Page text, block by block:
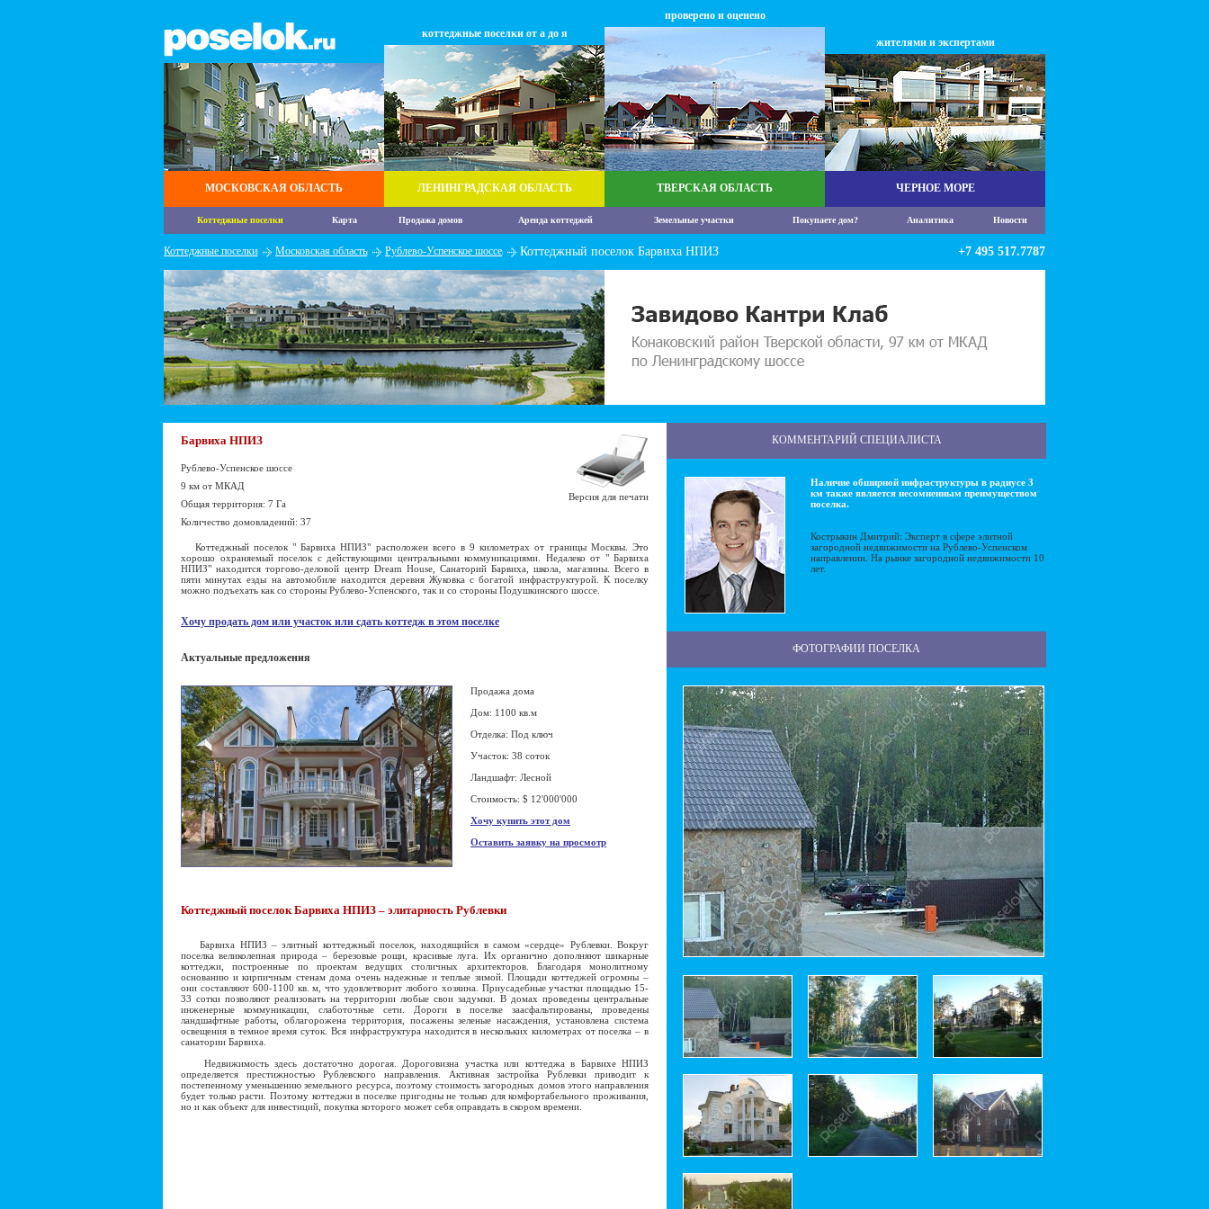
МОСКОВСКАЯ ОБЛАСТЬ
коттеджные поселки от а до я
ЛЕНИНГРАДСКАЯ ОБЛАСТЬ
проверено и оценено
ТВЕРСКАЯ ОБЛАСТЬ
жителями и экспертами
ЧЕРНОЕ МОРЕ
Коттеджные поселки Карта Продажа домов Аренда коттеджей Земельные участки Покупаете дом? Аналитика Новости
Коттеджные поселки Московская область Рублево-Успенское шоссе Коттеджный поселок Барвиха НПИЗ +7 495 517.7787
Барвиха НПИЗ
Рублево-Успенское шоссе
9 км от МКАД
Общая территория: 7 Га
Количество домовладений: 37
Версия для печати
Коттеджный поселок " Барвиха НПИЗ" расположен всего в 9 километрах от границы Москвы. Это
хорошо охраняемый поселок с действующими центральными коммуникациями. Недалеко от " Барвиха
НПИЗ" находится торгово-деловой центр Dream House, Санаторий Барвиха, школа, магазины. Всего в
пяти минутах езды на автомобиле находится деревня Жуковка с богатой инфраструктурой. К поселку
можно подъехать как со стороны Рублево-Успенского, так и со стороны Подушкинского шоссе.
Хочу продать дом или участок или сдать коттедж в этом поселке
Актуальные предложения
Продажа дома
Дом: 1100 кв.м
Отделка: Под ключ
Участок: 38 соток
Ландшафт: Лесной
Стоимость: $ 12'000'000
Хочу купить этот дом
Оставить заявку на просмотр
Коттеджный поселок Барвиха НПИЗ – элитарность Рублевки
Барвиха НПИЗ – элитный коттеджный поселок, находящийся в самом «сердце» Рублевки. Вокруг
поселка великолепная природа – березовые рощи, красивые луга. Их органично дополняют шикарные
коттеджи, построенные по проектам ведущих столичных архитекторов. Благодаря монолитному
основанию и кирпичным стенам дома очень надежные и теплые зимой. Площади коттеджей огромны –
они составляют 600-1100 кв. м, что удовлетворит любого хозяина. Приусадебные участки площадью 15-
33 сотки позволяют реализовать на территории любые свои задумки. В домах проведены центральные
инженерные коммуникации, слаботочные сети. Дороги в поселке заасфальтированы, проведены
ландшафтные работы, облагорожена территория, посажены зеленые насаждения, установлена система
освещения в темное время суток. Вся инфраструктура находится в нескольких километрах от поселка – в
санатории Барвиха.
Недвижимость здесь достаточно дорогая. Дороговизна участка или коттеджа в Барвихе НПИЗ
определяется престижностью Рублевского направления. Активная застройка Рублевки приводит к
постепенному уменьшению земельного ресурса, поэтому стоимость загородных домов этого направления
будет только расти. Поэтому коттеджи в поселке пригодны не только для комфортабельного проживания,
но и как объект для инвестиций, покупка которого может себя оправдать в скором времени.
КОММЕНТАРИЙ СПЕЦИАЛИСТА
Наличие обширной инфраструктуры в радиусе 3
км также является несомненным преимуществом
поселка.
Кострыкин Дмитрий: Эксперт в сфере элитной
загородной недвижимости на Рублево-Успенском
направлении. На рынке загородной недвижимости 10
лет.
ФОТОГРАФИИ ПОСЕЛКА